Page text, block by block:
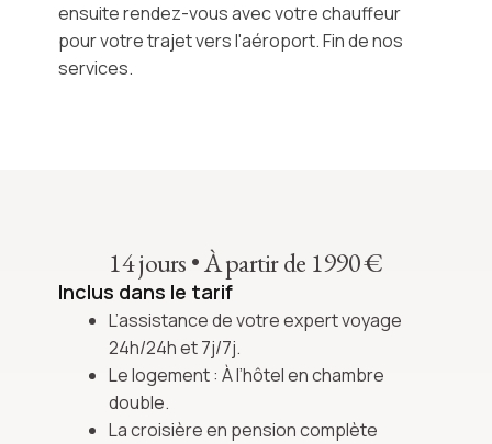
ensuite rendez-vous avec votre chauffeur
pour votre trajet vers l'aéroport. Fin de nos
services.
14 jours•À partir de 1990 €
Inclus dans le tarif
L’assistance de votre expert voyage
24h/24h et 7j/7j.
Le logement : À l’hôtel en chambre
double.
La croisière en pension complète